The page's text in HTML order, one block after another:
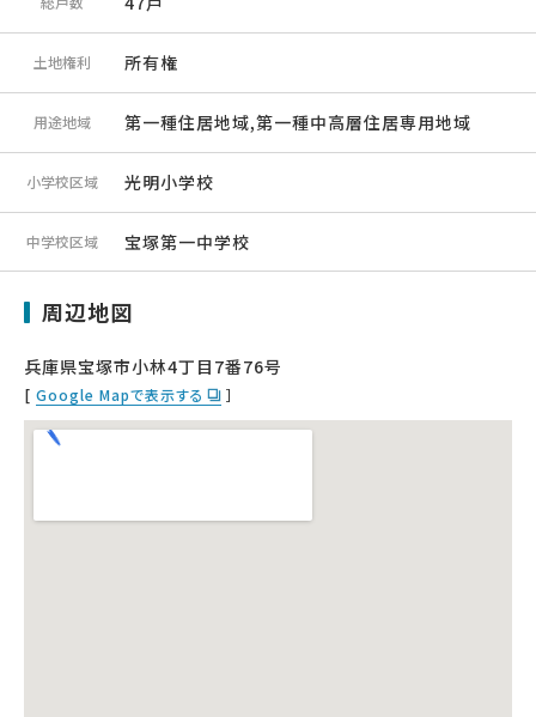
土地権利 所有権
用途地域 第一種住居地域,第一種中高層住居専用地域
小学校区域 光明小学校
中学校区域 宝塚第一中学校
周辺地図
兵庫県宝塚市小林4丁目7番76号
[ Google Mapで表示する ］